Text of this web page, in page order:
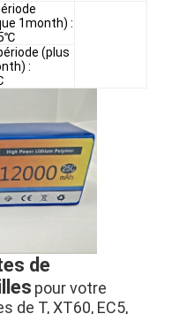
1month) :
(plus
:
de
pour votre
de T, XT60, EC5,